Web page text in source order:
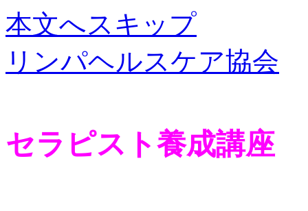
本文へスキップ
リンパヘルスケア協会
セラピスト養成講座